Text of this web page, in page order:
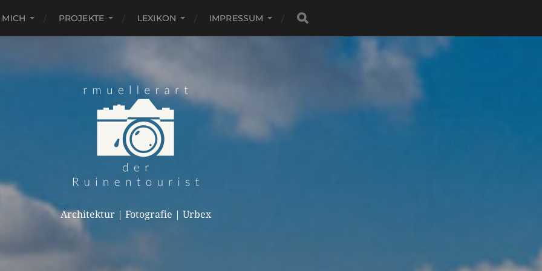
PROJEKTE LEXIKON IMPRESSUM
Architektur | Fotografie | Urbex